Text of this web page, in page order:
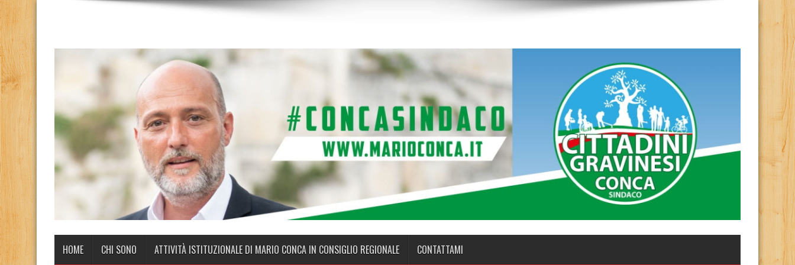
HOME CHI SONO ATTIVITÀ ISTITUZIONALE DI MARIO CONCA IN CONSIGLIO REGIONALE CONTATTAMI